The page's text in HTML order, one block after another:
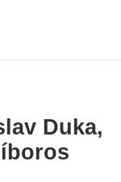
Duka,